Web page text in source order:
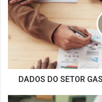
SETOR
GASTRONÔMICO
–
JUNHO
DADOS DO SETOR
CALENDÁRIO